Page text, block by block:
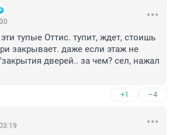
тупые Оттис. тупит, ждет, стоишь
закрывает. даже если этаж не
дверей.. за чем? сел, нажал
+1 –4